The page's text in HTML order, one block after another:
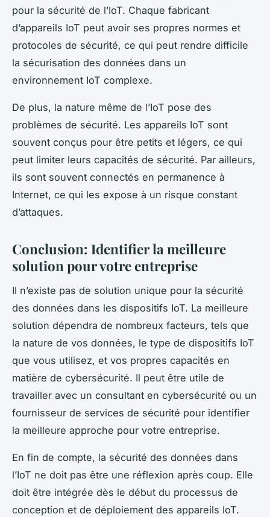
pour la sécurité de l’IoT. Chaque fabricant
d’appareils IoT peut avoir ses propres normes et
protocoles de sécurité, ce qui peut rendre difficile
la sécurisation des données dans un
environnement IoT complexe.
De plus, la nature même de l’IoT pose des
problèmes de sécurité. Les appareils IoT sont
souvent conçus pour être petits et légers, ce qui
peut limiter leurs capacités de sécurité. Par ailleurs,
ils sont souvent connectés en permanence à
Internet, ce qui les expose à un risque constant
d’attaques.
Conclusion: Identifier la meilleure
solution pour votre entreprise
Il n’existe pas de solution unique pour la sécurité
des données dans les dispositifs IoT. La meilleure
solution dépendra de nombreux facteurs, tels que
la nature de vos données, le type de dispositifs IoT
que vous utilisez, et vos propres capacités en
matière de cybersécurité. Il peut être utile de
travailler avec un consultant en cybersécurité ou un
fournisseur de services de sécurité pour identifier
la meilleure approche pour votre entreprise.
En fin de compte, la sécurité des données dans
l’IoT ne doit pas être une réflexion après coup. Elle
doit être intégrée dès le début du processus de
conception et de déploiement des appareils IoT.